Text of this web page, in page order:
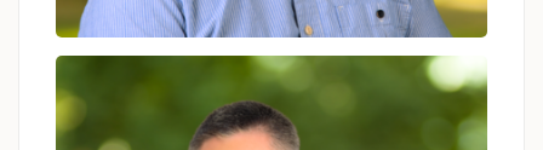
Marcin Żekoński
psycholog, hipnoterapeuta,